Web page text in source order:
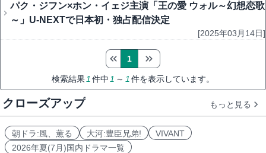
パク・ジフン×ホン・イェジ主演「王の愛 ウォル～幻想恋歌
～」U-NEXTで日本初・独占配信決定
[2025年03月14日]
検索結果 1 件中 1 ～ 1 件を表示しています。
1
クローズアップ もっと見る
朝ドラ:風、薫る 大河:豊臣兄弟!
VIVANT
2026年夏(7月)国内ドラマ一覧